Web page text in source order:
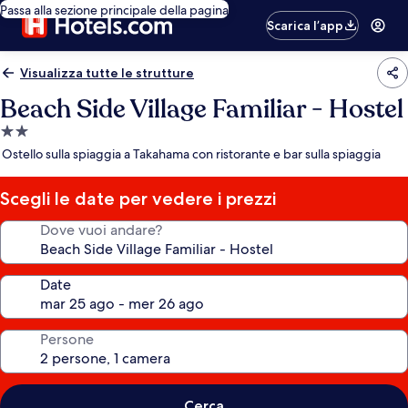
Passa alla sezione principale della pagina
Scarica l’app
Visualizza tutte le strutture
Beach Side Village Familiar - Hostel
Struttura
a
stelle
Ostello sulla spiaggia a Takahama con ristorante e bar sulla spiaggia
Scegli le date per vedere i prezzi
Dove vuoi andare?
Date
Persone